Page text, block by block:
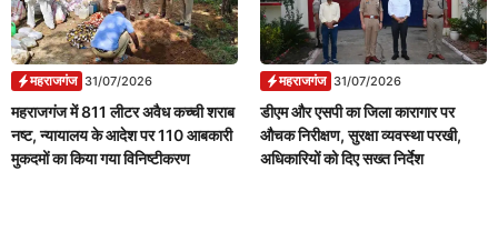
महराजगंज 31/07/2026
महराजगंज में 811 लीटर अवैध कच्ची शराब
नष्ट, न्यायालय के आदेश पर 110 आबकारी
मुकदमों का किया गया विनिष्टीकरण
महराजगंज 31/07/2026
डीएम और एसपी का जिला कारागार पर
औचक निरीक्षण, सुरक्षा व्यवस्था परखी,
अधिकारियों को दिए सख्त निर्देश